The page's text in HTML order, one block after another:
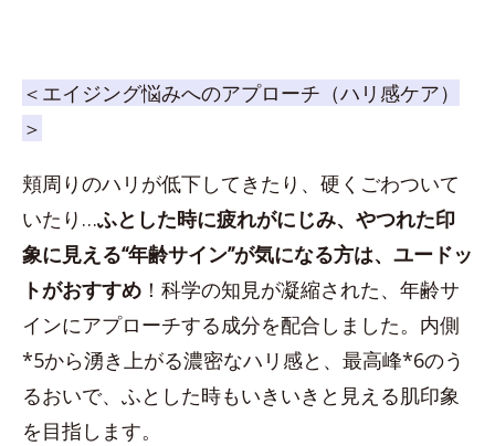
＜エイジング悩みへのアプローチ（ハリ感ケア）
＞
頬周りのハリが低下してきたり、硬くごわついて
いたり…ふとした時に疲れがにじみ、やつれた印
象に見える“年齢サイン”が気になる方は、ユードッ
トがおすすめ ！科学の知見が凝縮された、年齢サ
インにアプローチする成分を配合しました。内側
*5から湧き上がる濃密なハリ感と、最高峰*6のう
るおいで、ふとした時もいきいきと見える肌印象
を目指します。